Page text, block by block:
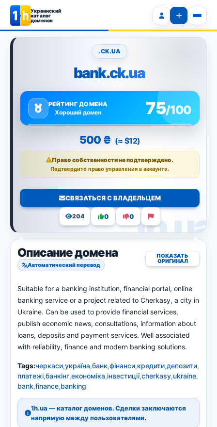
Украинский
каталог
доменов
.CK.UA
bank.ck.ua
РЕЙТИНГ ДОМЕНА
Хороший домен
75/100
500 ₴ (≈ $12)
Право собственности не подтверждено.
Подтвердите право управления в аккаунте.
СВЯЗАТЬСЯ С ВЛАДЕЛЬЦЕМ
204 0 0
Описание домена
Автоматический перевод
ПОКАЗАТЬ
ОРИГИНАЛ
Suitable for a banking institution, financial portal, online
banking service or a project related to Cherkasy, a city in
Ukraine. Can be used to provide financial services,
publish economic news, consultations, information about
loans, deposits and payment services. Well associated
with reliability, finance and modern banking solutions.
Tags:черкаси,україна,банк,фінанси,кредити,депозити,
платежі,банкінг,економіка,інвестиції,cherkasy,ukraine,
bank,finance,banking
1h.ua — каталог доменов. Сделки заключаются
напрямую между пользователями.